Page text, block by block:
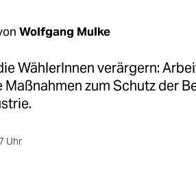
Wolfgang Mulke
WählerInnen verärgern:
Maßnahmen zum Schutz der
Uhr